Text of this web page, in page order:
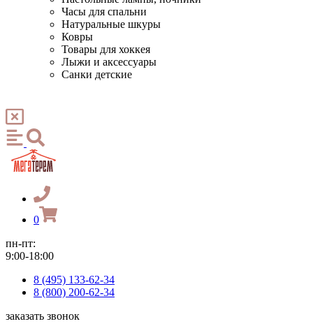
Часы для спальни
Натуральные шкуры
Ковры
Товары для хоккея
Лыжи и аксессуары
Санки детские
0
пн-пт:
9:00-18:00
8 (495) 133-62-34
8 (800) 200-62-34
заказать звонок